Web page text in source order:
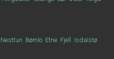
Nesttun Bømlo Etne Fjell
Isdalstø